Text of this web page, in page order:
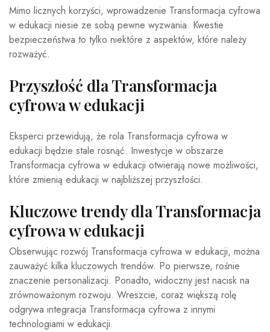
Mimo licznych korzyści, wprowadzenie Transformacja cyfrowa
w edukacji niesie ze sobą pewne wyzwania. Kwestie
bezpieczeństwa to tylko niektóre z aspektów, które należy
rozważyć.
Przyszłość dla Transformacja
cyfrowa w edukacji
Eksperci przewidują, że rola Transformacja cyfrowa w
edukacji będzie stale rosnąć. Inwestycje w obszarze
Transformacja cyfrowa w edukacji otwierają nowe możliwości,
które zmienią edukacji w najbliższej przyszłości.
Kluczowe trendy dla Transformacja
cyfrowa w edukacji
Obserwując rozwój Transformacja cyfrowa w edukacji, można
zauważyć kilka kluczowych trendów. Po pierwsze, rośnie
znaczenie personalizacji. Ponadto, widoczny jest nacisk na
zrównoważonym rozwoju. Wreszcie, coraz większą rolę
odgrywa integracja Transformacja cyfrowa z innymi
technologiami w edukacji.